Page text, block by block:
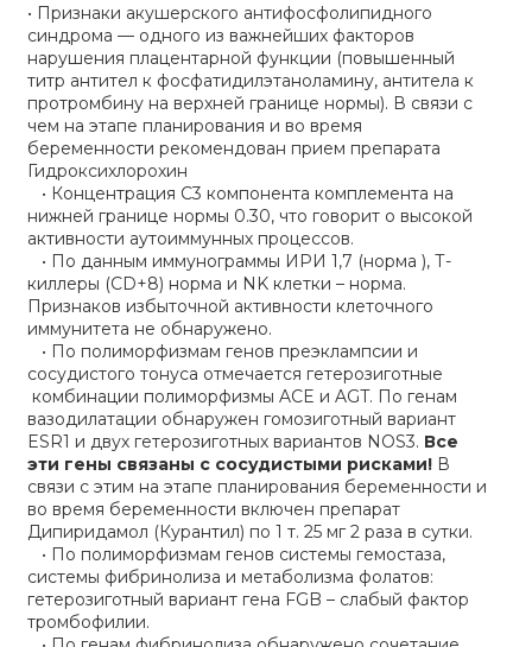
• Признаки акушерского антифосфолипидного
синдрома — одного из важнейших факторов
нарушения плацентарной функции (повышенный
титр антител к фосфатидилэтаноламину, антитела к
протромбину на верхней границе нормы). В связи с
чем на этапе планирования и во время
беременности рекомендован прием препарата
Гидроксихлорохин
• Концентрация С3 компонента комплемента на
нижней границе нормы 0.30, что говорит о высокой
активности аутоиммунных процессов.
• По данным иммунограммы ИРИ 1,7 (норма ), Т-
киллеры (СD+8) норма и NK клетки – норма.
Признаков избыточной активности клеточного
иммунитета не обнаружено.
• По полиморфизмам генов преэклампсии и
сосудистого тонуса отмечается гетерозиготные
комбинации полиморфизмы ACE и AGT. По генам
вазодилатации обнаружен гомозиготный вариант
ESR1 и двух гетерозиготных вариантов NOS3. Все
эти гены связаны с сосудистыми рисками! В
связи с этим на этапе планирования беременности и
во время беременности включен препарат
Дипиридамол (Курантил) по 1 т. 25 мг 2 раза в сутки.
• По полиморфизмам генов системы гемостаза,
системы фибринолиза и метаболизма фолатов:
гетерозиготный вариант гена FGB – слабый фактор
тромбофилии.